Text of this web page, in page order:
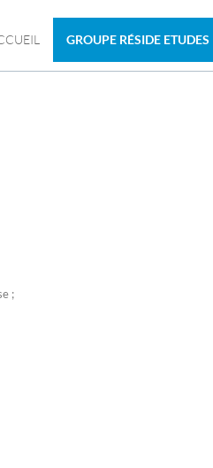
GROUPE RÉSIDE ETUDES
;